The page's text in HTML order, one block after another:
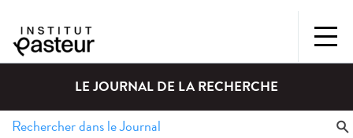
LE JOURNAL DE LA RECHERCHE